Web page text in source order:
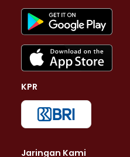
KPR
Jaringan Kami